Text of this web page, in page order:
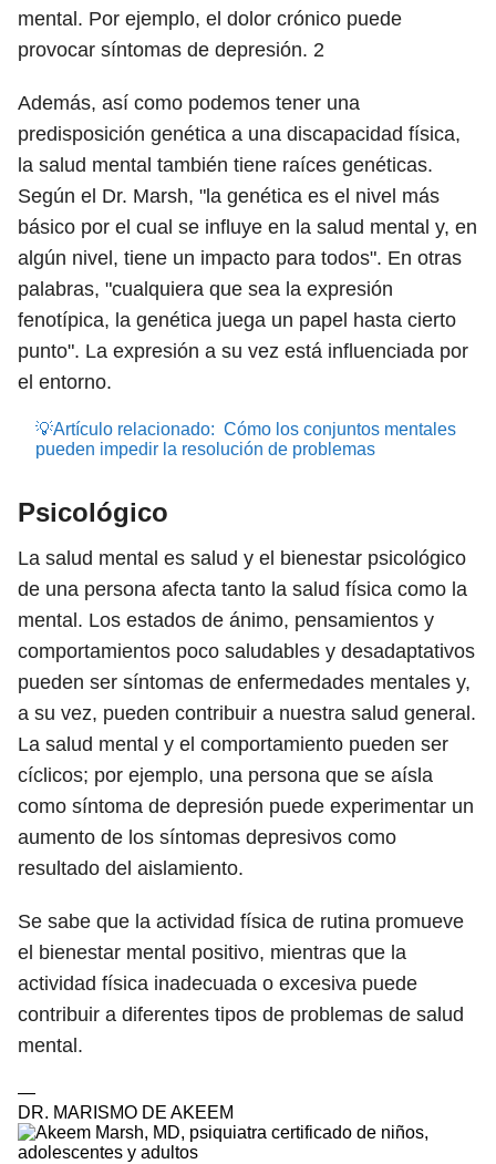
mental. Por ejemplo, el dolor crónico puede
provocar síntomas de depresión. 2
Además, así como podemos tener una
predisposición genética a una discapacidad física,
la salud mental también tiene raíces genéticas.
Según el Dr. Marsh, "la genética es el nivel más
básico por el cual se influye en la salud mental y, en
algún nivel, tiene un impacto para todos". En otras
palabras, "cualquiera que sea la expresión
fenotípica, la genética juega un papel hasta cierto
punto". La expresión a su vez está influenciada por
el entorno.
💡Artículo relacionado: Cómo los conjuntos mentales
pueden impedir la resolución de problemas
Psicológico
La salud mental es salud y el bienestar psicológico
de una persona afecta tanto la salud física como la
mental. Los estados de ánimo, pensamientos y
comportamientos poco saludables y desadaptativos
pueden ser síntomas de enfermedades mentales y,
a su vez, pueden contribuir a nuestra salud general.
La salud mental y el comportamiento pueden ser
cíclicos; por ejemplo, una persona que se aísla
como síntoma de depresión puede experimentar un
aumento de los síntomas depresivos como
resultado del aislamiento.
Se sabe que la actividad física de rutina promueve
el bienestar mental positivo, mientras que la
actividad física inadecuada o excesiva puede
contribuir a diferentes tipos de problemas de salud
mental.
—
DR. MARISMO DE AKEEM